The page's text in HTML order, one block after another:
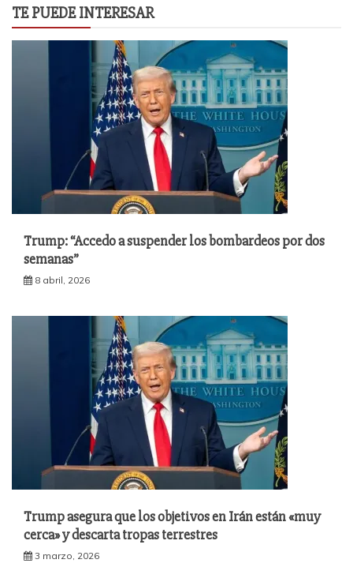
TE PUEDE INTERESAR
Trump: “Accedo a suspender los bombardeos por dos
semanas”
8 abril, 2026
Trump asegura que los objetivos en Irán están «muy
cerca» y descarta tropas terrestres
3 marzo, 2026